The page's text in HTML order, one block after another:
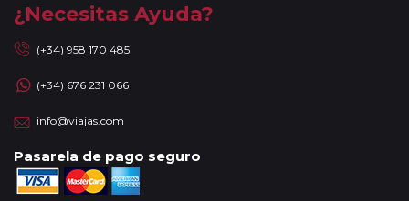
¿Necesitas Ayuda?
(+34) 958 170 485
(+34) 676 231 066
info@viajas.com
Pasarela de pago seguro